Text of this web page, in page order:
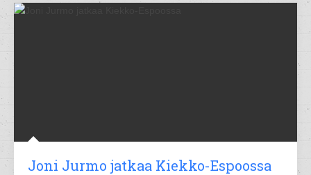
Joni Jurmo jatkaa Kiekko-Espoossa